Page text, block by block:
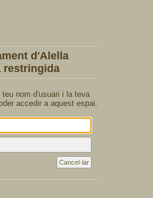
d'Alella
restringida
teu nom d'usuari i la teva
accedir a aquest espai.